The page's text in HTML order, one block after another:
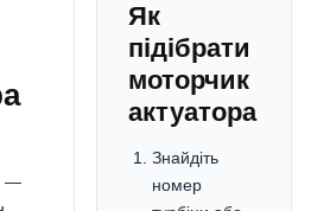
—
Як
підібрати
моторчик
актуатора
Знайдіть
номер